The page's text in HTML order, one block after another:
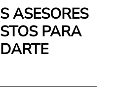
ASESORES
PARA